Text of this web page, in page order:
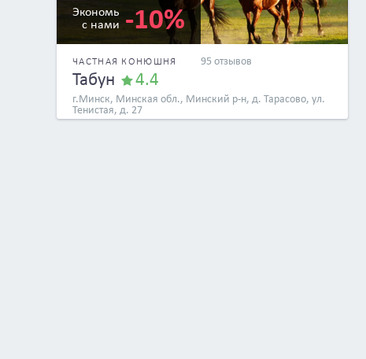
Экономь
с нами -10%
ЧАСТНАЯ КОНЮШНЯ 95 отзывов
Табун 4.4
г.Минск, Минская обл., Минский р-н, д. Тарасово, ул.
Тенистая, д. 27